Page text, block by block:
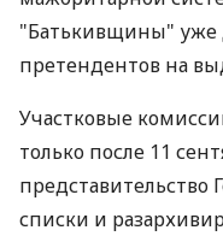
"Батькивщины" уже
претендентов на
Участковые
только после 11
представительство
списки и